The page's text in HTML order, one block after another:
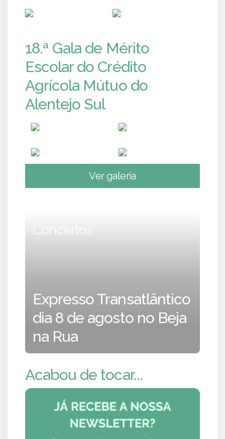
18.ª Gala de Mérito
Escolar do Crédito
Agrícola Mútuo do
Alentejo Sul
Ver galeria
Concertos
Expresso Transatlântico
dia 8 de agosto no Beja
na Rua
Acabou de tocar...